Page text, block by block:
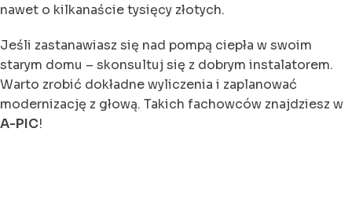
nawet o kilkanaście tysięcy złotych.
Jeśli zastanawiasz się nad pompą ciepła w swoim
starym domu – skonsultuj się z dobrym instalatorem.
Warto zrobić dokładne wyliczenia i zaplanować
modernizację z głową. Takich fachowców znajdziesz w
A-PIC!